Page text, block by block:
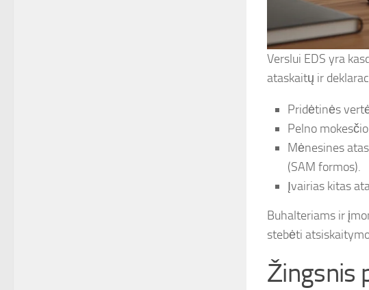
Verslui EDS yra
ataskaitų ir
Pridėtinės
Pelno
Mėnesines
(SAM formos).
Įvairias kitas
Buhalteriams ir
stebėti
Žingsnis